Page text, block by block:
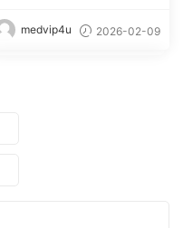
medvip4u 2026-02-09